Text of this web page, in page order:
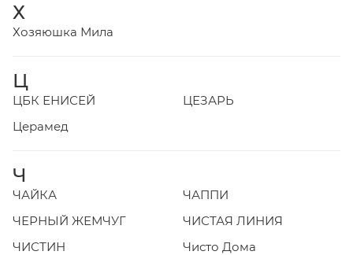
Х
Хозяюшка Мила
Ц
ЦБК ЕНИСЕЙ
ЦЕЗАРЬ
Церамед
Ч
ЧАЙКА
ЧАППИ
ЧЕРНЫЙ ЖЕМЧУГ
ЧИСТАЯ ЛИНИЯ
ЧИСТИН
Чисто Дома